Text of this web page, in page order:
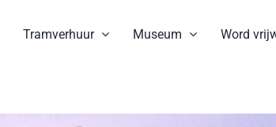
Tramverhuur Museum Word